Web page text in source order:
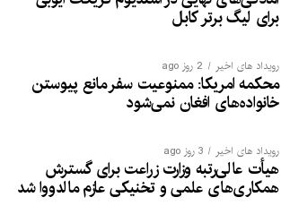
برای لیگ برتر کابل
رویداد های اخیر 2 روز ago
محکمه امریکا: ممنوعیت سفر مانع پیوستن
خانواده‌های افغان نمی‌شود
رویداد های اخیر 3 روز ago
هیأت عالی‌رتبه وزارت زراعت برای گسترش
همکاری‌های علمی و تخنیکی عازم مالدووا شد